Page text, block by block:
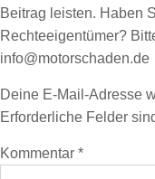
Beitrag leisten. Haben
Rechteeigentümer?
info@motorschaden.de
Deine E-Mail-Adresse
Erforderliche Felder
Kommentar *